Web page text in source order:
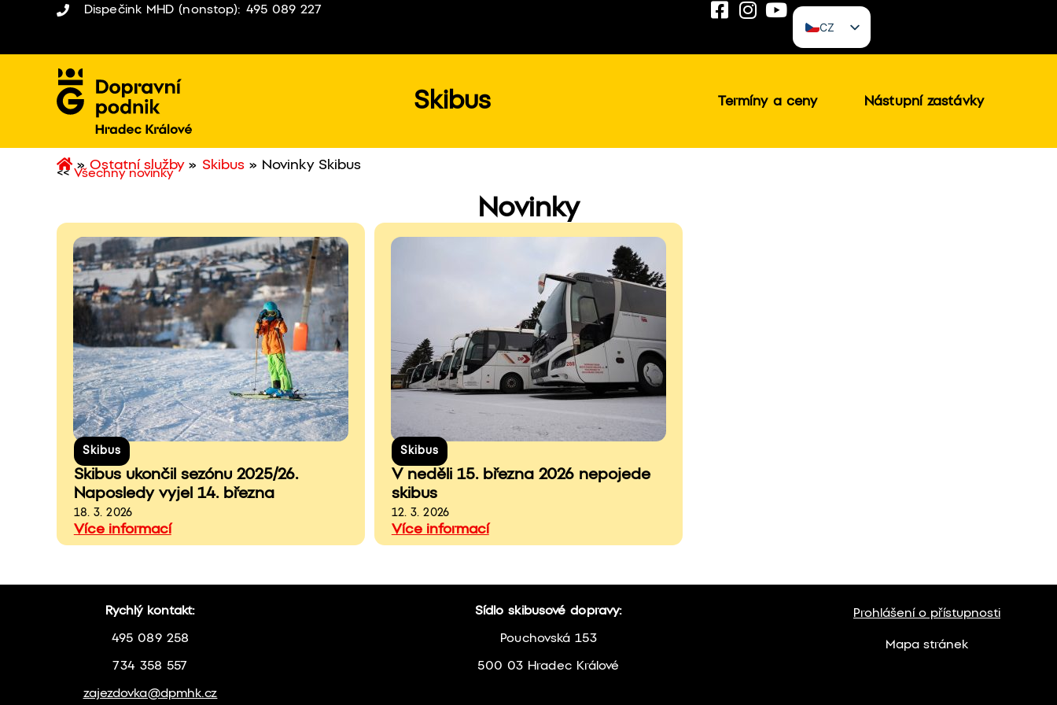
Dispečink MHD (nonstop): 495 089 227
CZ
EN
Skibus Termíny a ceny Nástupní zastávky
»Ostatní služby» Skibus» Novinky Skibus
<<Všechny novinky
Novinky
Skibus
Skibus ukončil sezónu 2025/26.
Naposledy vyjel 14. března
18. 3. 2026
Více informací
Skibus
V neděli 15. března 2026 nepojede
skibus
12. 3. 2026
Více informací
Rychlý kontakt:
495 089 258
734 358 557
zajezdovka@dpmhk.cz
Sídlo skibusové dopravy:
Pouchovská 153
500 03 Hradec Králové
Prohlášení o přístupnosti
Mapa stránek